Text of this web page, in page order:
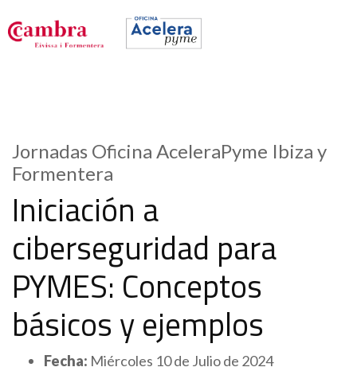
Jornadas Oficina AceleraPyme Ibiza y
Formentera
Iniciación a
ciberseguridad para
PYMES: Conceptos
básicos y ejemplos
Fecha: Miércoles 10 de Julio de 2024